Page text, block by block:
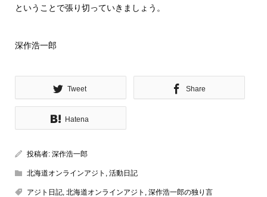
ということで張り切っていきましょう。
深作浩一郎
Tweet Share
Hatena
投稿者: 深作浩一郎
北海道オンラインアジト , 活動日記
アジト日記, 北海道オンラインアジト , 深作浩一郎の独り言